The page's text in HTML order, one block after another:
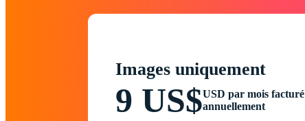
Images uniquement
9 US$USD par mois facturé
annuellement